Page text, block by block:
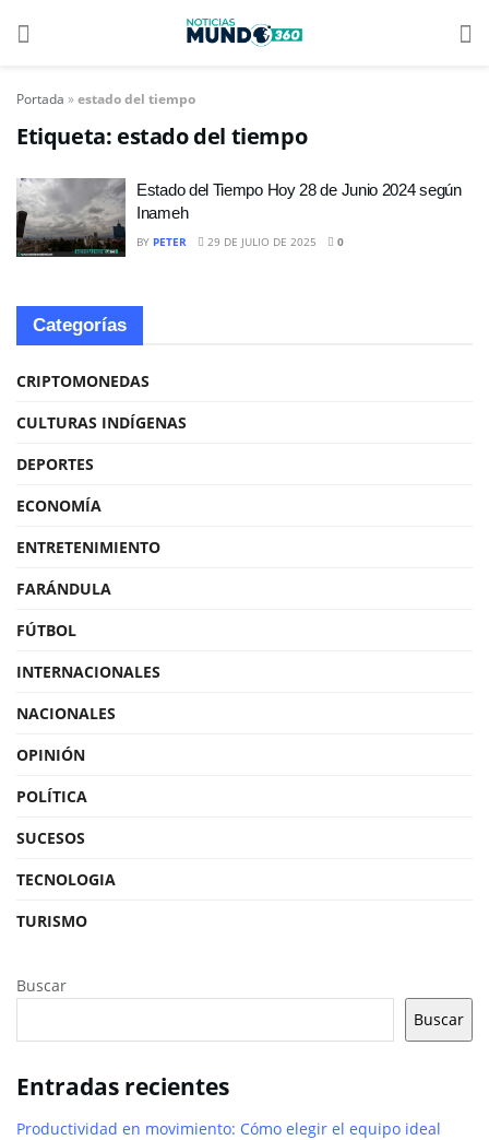
Portada »estado del tiempo
Etiqueta: estado del tiempo
Estado del Tiempo Hoy 28 de Junio 2024 según
Inameh
BY PETER 29 DE JULIO DE 2025 0
Categorías
CRIPTOMONEDAS
CULTURAS INDÍGENAS
DEPORTES
ECONOMÍA
ENTRETENIMIENTO
FARÁNDULA
FÚTBOL
INTERNACIONALES
NACIONALES
OPINIÓN
POLÍTICA
SUCESOS
TECNOLOGIA
TURISMO
Buscar
Buscar
Entradas recientes
Productividad en movimiento: Cómo elegir el equipo ideal